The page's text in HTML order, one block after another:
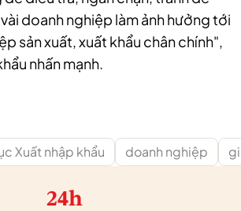
doanh nghiệp làm ảnh hưởng tới
sản xuất, xuất khẩu chân chính",
nhấn mạnh.
Xuất nhập khẩu doanh nghiệp
24h